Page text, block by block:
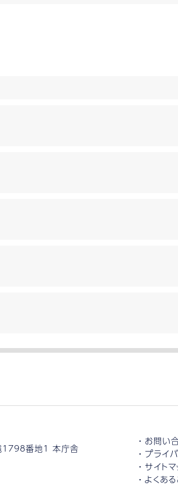
1798番地1 本庁舎
お問い
プライ
サイト
よくあ